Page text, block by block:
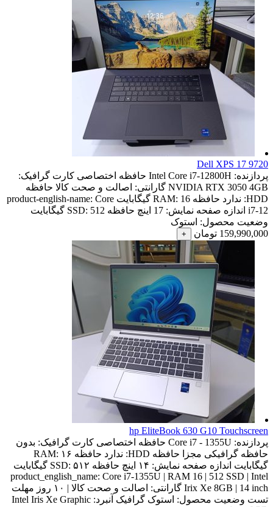
Dell XPS 17 9720
پردازنده: Intel Core i7-12800H حافظه اختصاصی کارت گرافیک:
NVIDIA RTX 3050 4GB گارانتی: اصالت و صحت کالا حافظه
HDD: ندارد حافظه RAM: 16 گیگابایت product-english-name: Core
i7-12 اندازه صفحه نمایش: 17 اینچ حافظه SSD: 512 گیگابایت
وضعیت محصول: استوک
159,990,000 تومان +
hp EliteBook 630 G10 Touchscreen
پردازنده: Core i7 - 1355U حافظه اختصاصی کارت گرافیک: بدون
حافظه گرافیکی مجزا
حافظه HDD: ندارد حافظه RAM: ۱۶
گیگابایت اندازه صفحه نمایش: ۱۴ اینچ حافظه SSD: ۵۱۲ گیگابایت
product_english_name: Core i7-1355U | RAM 16 | 512 SSD | Intel
Irix Xe 8GB | 14 inch گارانتی:
اصالت و صحت کالا | ۱۰ روز مهلت
تست وضعیت محصول: استوک گرافیک آنبرد: Intel Iris Xe Graphic